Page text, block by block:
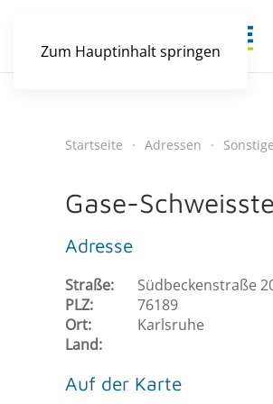
Zum Hauptinhalt springen
Startseite Adressen Sonstige
Gase-
Adresse
Straße:
Südbeckenstraße
PLZ:
76189
Ort:
Karlsruhe
Land:
Auf der Karte